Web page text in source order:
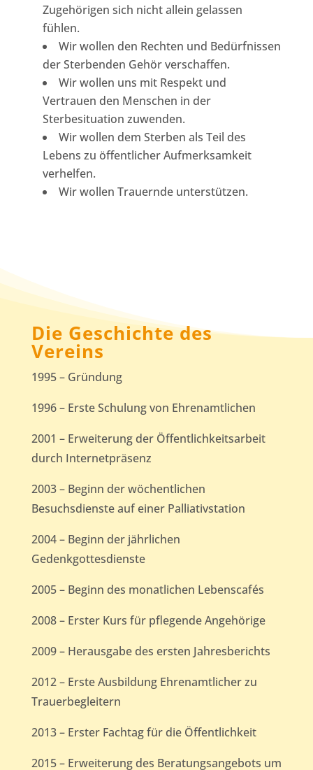
Zugehörigen sich nicht allein gelassen
fühlen.
Wir wollen den Rechten und Bedürfnissen
der Sterbenden Gehör verschaffen.
Wir wollen uns mit Respekt und
Vertrauen den Menschen in der
Sterbesituation zuwenden.
Wir wollen dem Sterben als Teil des
Lebens zu öffentlicher Aufmerksamkeit
verhelfen.
Wir wollen Trauernde unterstützen.
Die Geschichte des
Vereins
1995 – Gründung
1996 – Erste Schulung von Ehrenamtlichen
2001 – Erweiterung der Öffentlichkeitsarbeit
durch Internetpräsenz
2003 – Beginn der wöchentlichen
Besuchsdienste auf einer Palliativstation
2004 – Beginn der jährlichen
Gedenkgottesdienste
2005 – Beginn des monatlichen Lebenscafés
2008 – Erster Kurs für pflegende Angehörige
2009 – Herausgabe des ersten Jahresberichts
2012 – Erste Ausbildung Ehrenamtlicher zu
Trauerbegleitern
2013 – Erster Fachtag für die Öffentlichkeit
2015 – Erweiterung des Beratungsangebots um